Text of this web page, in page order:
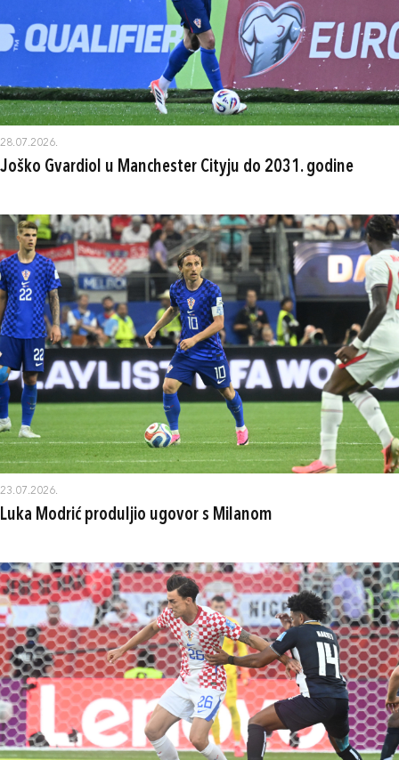
28.07.2026.
Joško Gvardiol u Manchester Cityju do 2031. godine
23.07.2026.
Luka Modrić produljio ugovor s Milanom